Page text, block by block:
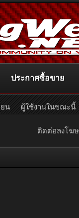
ติดต่อลงโฆ
ประกาศซื้อขาย
น ผู้ใช้งานในขณะนี้